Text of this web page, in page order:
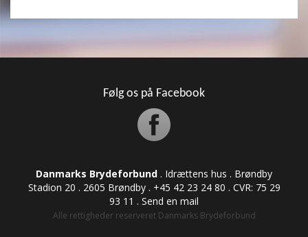
Følg os på Facebook
Danmarks Brydeforbund . Idrættens hus . Brøndby
Stadion 20 . 2605 Brøndby . +45 42 23 24 80 . CVR: ​​​​​​75 29
93 11 . Send en mail
Alle rettigheder reserveret Danmarks Brydeforbund